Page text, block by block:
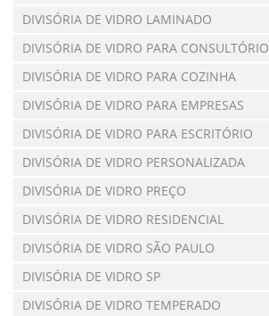
DIVISÓRIA DE VIDRO LAMINADO
DIVISÓRIA DE VIDRO PARA CONSULTÓRIO
DIVISÓRIA DE VIDRO PARA COZINHA
DIVISÓRIA DE VIDRO PARA EMPRESAS
DIVISÓRIA DE VIDRO PARA ESCRITÓRIO
DIVISÓRIA DE VIDRO PERSONALIZADA
DIVISÓRIA DE VIDRO PREÇO
DIVISÓRIA DE VIDRO RESIDENCIAL
DIVISÓRIA DE VIDRO SÃO PAULO
DIVISÓRIA DE VIDRO SP
DIVISÓRIA DE VIDRO TEMPERADO